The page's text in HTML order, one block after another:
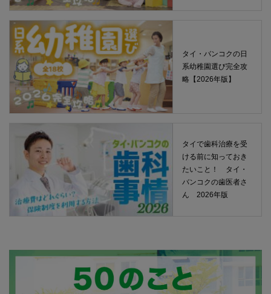
タイ・バンコクの日
系幼稚園選び完全攻
略【2026年版】
タイで歯科治療を受
ける前に知っておき
たいこと！ タイ・
バンコクの歯医者さ
ん 2026年版